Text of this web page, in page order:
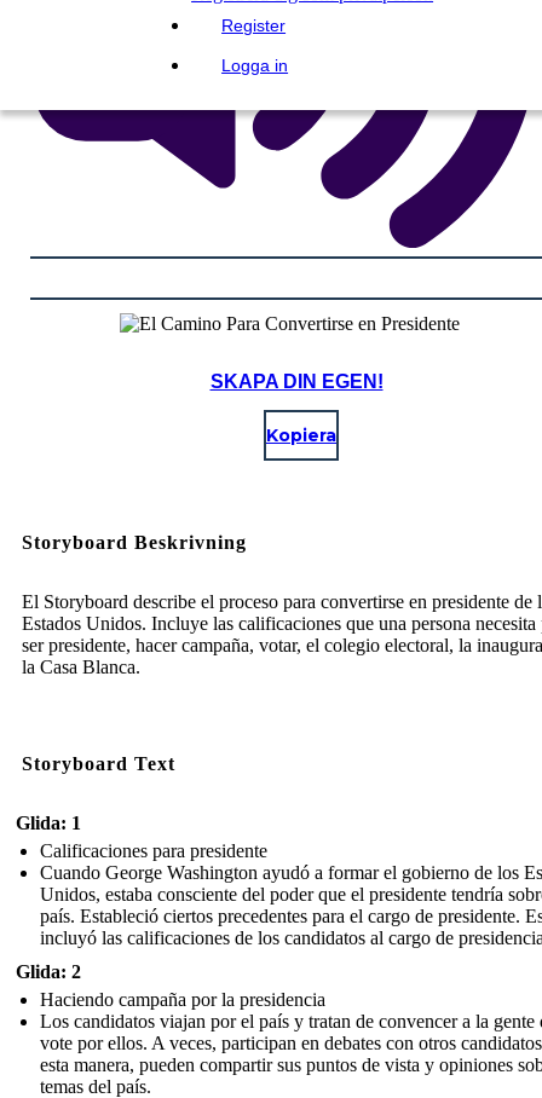
Register
Logga in
SKAPA DIN EGEN!
Kopiera
Storyboard Beskrivning
El Storyboard describe el proceso para convertirse en presidente de
Estados Unidos. Incluye las calificaciones que una persona necesita
ser presidente, hacer campaña, votar, el colegio electoral, la
la Casa Blanca.
Storyboard Text
Glida: 1
Calificaciones para presidente
Cuando George Washington ayudó a formar el gobierno de los
Unidos, estaba consciente del poder que el presidente tendría
país. Estableció ciertos precedentes para el cargo de presidente.
incluyó las calificaciones de los candidatos al cargo de
Glida: 2
Haciendo campaña por la presidencia
Los candidatos viajan por el país y tratan de convencer a la gente
vote por ellos. A veces, participan en debates con otros
esta manera, pueden compartir sus puntos de vista y opiniones
temas del país.